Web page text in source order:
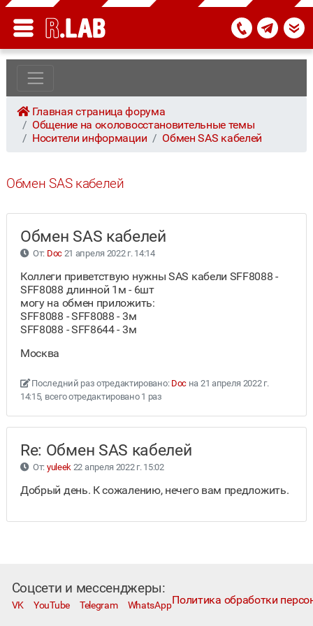
Главная страница форума
Общение на околовосстановительные темы
Носители информации
Обмен SAS кабелей
Обмен SAS кабелей
Обмен SAS кабелей
От: Doc21 апреля 2022 г. 14:14
Коллеги приветствую нужны SAS кабели SFF8088 -
SFF8088 длинной 1м - 6шт
могу на обмен приложить:
SFF8088 - SFF8088 - 3м
SFF8088 - SFF8644 - 3м
Москва
Последний раз отредактировано: Doc на 21 апреля 2022 г.
14:15, всего отредактировано 1 раз
Re: Обмен SAS кабелей
От: yuleek 22 апреля 2022 г. 15:02
Добрый день. К сожалению, нечего вам предложить.
Соцсети и мессенджеры:
VK YouTube Telegram WhatsAppПолитика обработки